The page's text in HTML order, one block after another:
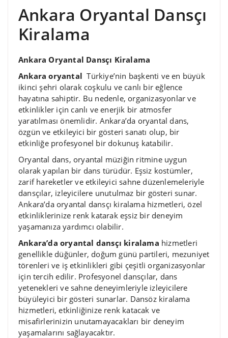
Ankara Oryantal Dansçı
Kiralama
Ankara Oryantal Dansçı Kiralama
Ankara oryantal Türkiye’nin başkenti ve en büyük
ikinci şehri olarak coşkulu ve canlı bir eğlence
hayatına sahiptir. Bu nedenle, organizasyonlar ve
etkinlikler için canlı ve enerjik bir atmosfer
yaratılması önemlidir. Ankara’da oryantal dans,
özgün ve etkileyici bir gösteri sanatı olup, bir
etkinliğe profesyonel bir dokunuş katabilir.
Oryantal dans, oryantal müziğin ritmine uygun
olarak yapılan bir dans türüdür. Eşsiz kostümler,
zarif hareketler ve etkileyici sahne düzenlemeleriyle
dansçılar, izleyicilere unutulmaz bir gösteri sunar.
Ankara’da oryantal dansçı kiralama hizmetleri, özel
etkinliklerinize renk katarak eşsiz bir deneyim
yaşamanıza yardımcı olabilir.
Ankara’da oryantal dansçı kiralama hizmetleri
genellikle düğünler, doğum günü partileri, mezuniyet
törenleri ve iş etkinlikleri gibi çeşitli organizasyonlar
için tercih edilir. Profesyonel dansçılar, dans
yetenekleri ve sahne deneyimleriyle izleyicilere
büyüleyici bir gösteri sunarlar. Dansöz kiralama
hizmetleri, etkinliğinize renk katacak ve
misafirlerinizin unutamayacakları bir deneyim
yaşamalarını sağlayacaktır.